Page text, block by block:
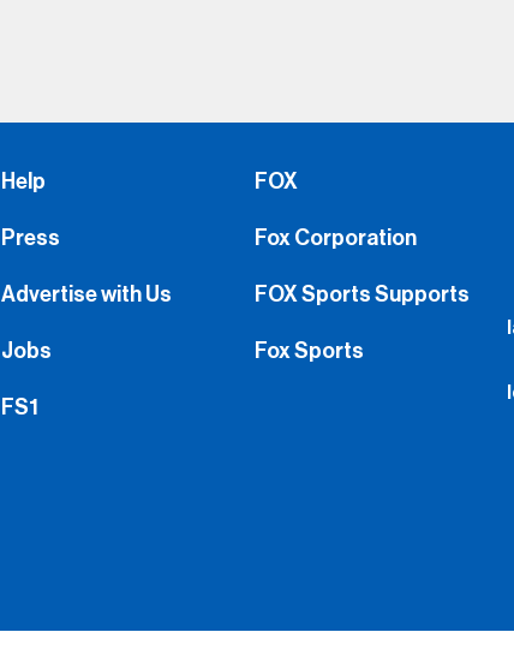
Press
Advertise with Us
Jobs
FS1
Fox Corporation
FOX Sports Supports
Fox Sports